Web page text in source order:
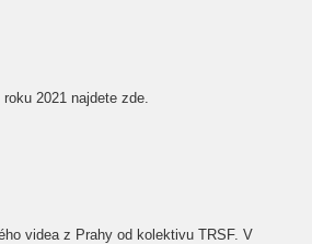
2021 najdete zde.
videa z Prahy od kolektivu TRSF. V